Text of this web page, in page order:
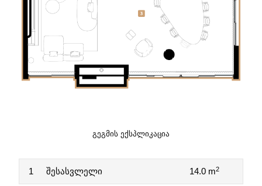
ᲒᲔᲒᲛᲘᲡ ᲔᲥᲡᲞᲚᲘᲙᲐᲪᲘᲐ
1 შესასვლელი 14.0 m2